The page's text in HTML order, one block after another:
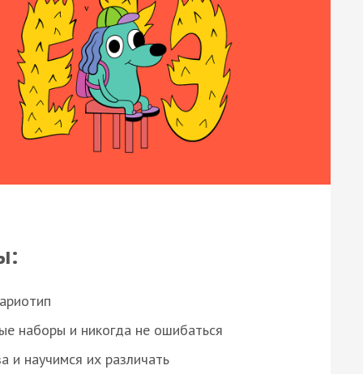
наборы и никогда не ошибаться
и научимся их различать